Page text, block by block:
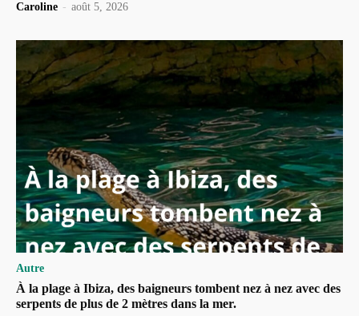
Caroline - août 5, 2026
Autre
À la plage à Ibiza, des baigneurs tombent nez à nez avec des
serpents de plus de 2 mètres dans la mer.